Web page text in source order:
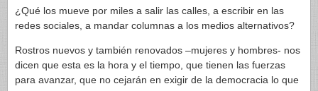
¿Qué los mueve por miles a salir las calles, a escribir en las
redes sociales, a mandar columnas a los medios alternativos?
Rostros nuevos y también renovados –mujeres y hombres- nos
dicen que esta es la hora y el tiempo, que tienen las fuerzas
para avanzar, que no cejarán en exigir de la democracia lo que